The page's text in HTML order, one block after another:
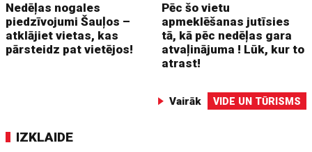
Nedēļas nogales
piedzīvojumi Šauļos –
atklājiet vietas, kas
pārsteidz pat vietējos!
Pēc šo vietu
apmeklēšanas jutīsies
tā, kā pēc nedēļas gara
atvaļinājuma ! Lūk, kur to
atrast!
Vairāk VIDE UN TŪRISMS
IZKLAIDE